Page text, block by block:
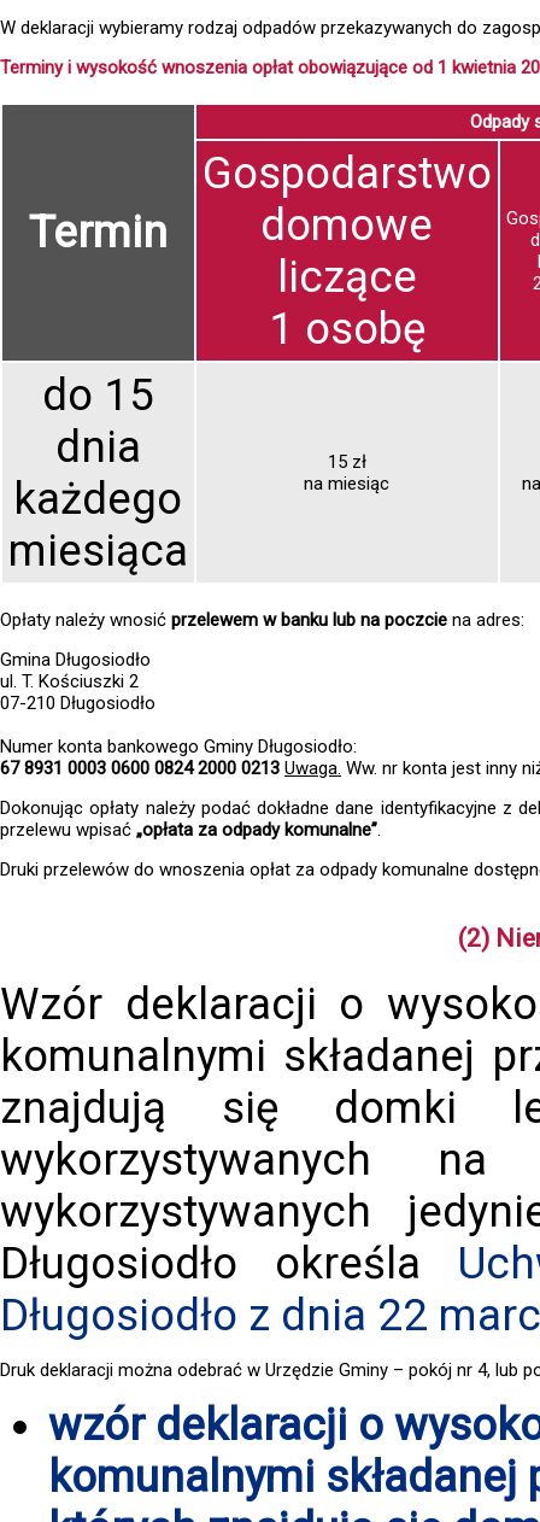
W deklaracji wybieramy rodzaj odpadów przekazywanych do
Terminy i wysokość wnoszenia opłat obowiązujące od 1 kwietnia
Termin
Odpady
Gospodarstwo
domowe
liczące
1 osobę
do 15
dnia
każdego
miesiąca
15 zł
na miesiąc
Opłaty należy wnosić przelewem w banku lub na poczcie na adres:
Gmina Długosiodło
ul. T. Kościuszki 2
07-210 Długosiodło
Numer konta bankowego Gminy Długosiodło:
67 8931 0003 0600 0824 2000 0213 Uwaga. Ww. nr konta jest inny
Dokonując opłaty należy podać dokładne dane identyfikacyjne z
przelewu wpisać „opłata za odpady komunalne”.
Druki przelewów do wnoszenia opłat za odpady komunalne
(2)
Wzór deklaracji o
komunalnymi składanej
znajdują się domki
wykorzystywanych
wykorzystywanych
Długosiodło określa
Długosiodło z dnia 22
Druk deklaracji można odebrać w Urzędzie Gminy – pokój nr 4, lub
wzór deklaracji o
komunalnymi